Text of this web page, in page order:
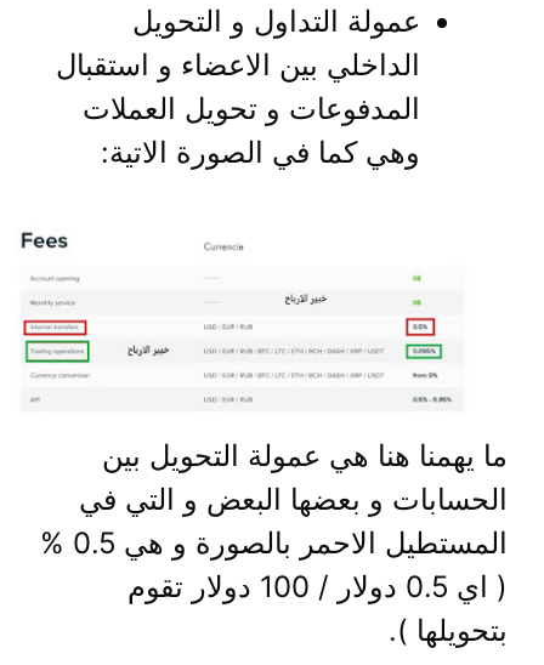
عمولة التداول و التحويل
الداخلي بين الاعضاء و استقبال
المدفوعات و تحويل العملات
وهي كما في الصورة الاتية:
ما يهمنا هنا هي عمولة التحويل بين
الحسابات و بعضها البعض و التي في
المستطيل الاحمر بالصورة و هي 0.5 %
( اي 0.5 دولار / 100 دولار تقوم
بتحويلها ).